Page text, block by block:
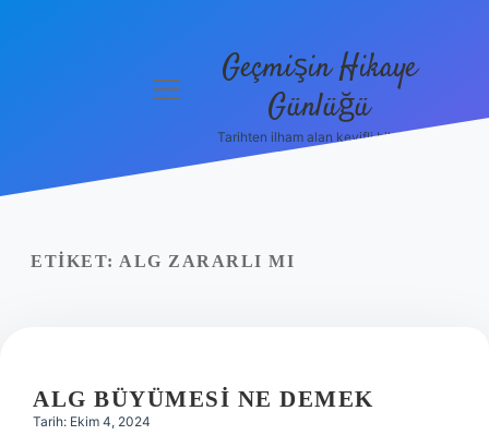
menüyü
Geçmişin Hikaye
Günlüğü
Tarihten ilham alan keyifli bilgiler!
ETIKET: ALG ZARARLI MI
ALG BÜYÜMESI NE DEMEK
Tarih: Ekim 4, 2024